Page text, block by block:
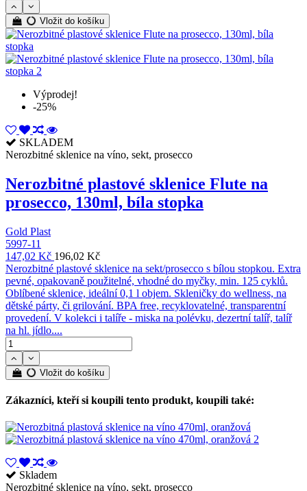
Vložit do košíku
Výprodej!
-25%
SKLADEM
Nerozbitné sklenice na víno, sekt, prosecco
Nerozbitné plastové sklenice Flute na
prosecco, 130ml, bíla stopka
Gold Plast
5997-11
147,02 Kč 196,02 Kč
Nerozbitné plastové sklenice na sekt/prosecco s bílou stopkou. Extra
pevné, opakovaně použitelné, vhodné do myčky, min. 125 cyklů.
Oblíbené sklenice, ideální 0,1 l objem. Skleničky do wellness, na
dětské párty, či grilování. BPA free, recyklovatelné, transparentní
provedení. V kolekci i talíře - miska na polévku, dezertní talíř, talíř
na hl. jídlo....
Vložit do košíku
Zákazníci, kteří si koupili tento produkt, koupili také:
Skladem
Nerozbitné sklenice na víno, sekt, prosecco